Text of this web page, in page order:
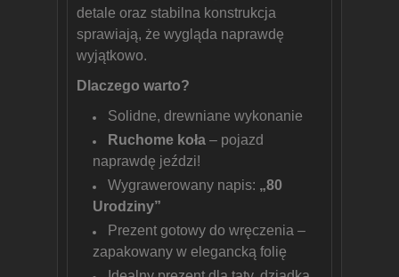
detale oraz stabilna konstrukcja
sprawiają, że wygląda naprawdę
wyjątkowo.
Dlaczego warto?
Solidne, drewniane wykonanie
Ruchome koła – pojazd
naprawdę jeździ!
Wygrawerowany napis: „80
Urodziny”
Prezent gotowy do wręczenia –
zapakowany w elegancką folię